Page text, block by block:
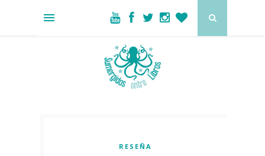
RESEÑA